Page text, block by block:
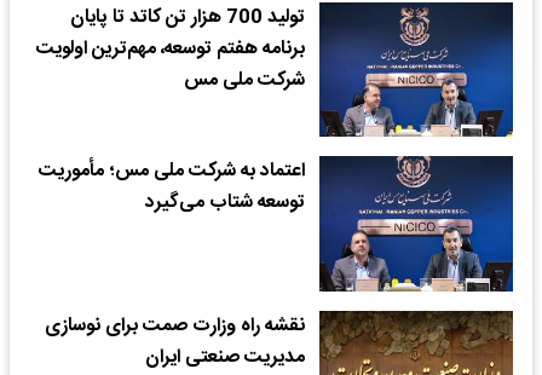
تولید 700 هزار تن کاتد تا پایان
برنامه هفتم توسعه، مهم‌ترین اولویت‌
شرکت ملی مس
اعتماد به شرکت ملی مس؛ مأموریت
توسعه شتاب می‌گیرد
نقشه راه وزارت صمت برای نوسازی
مدیریت صنعتی ایران